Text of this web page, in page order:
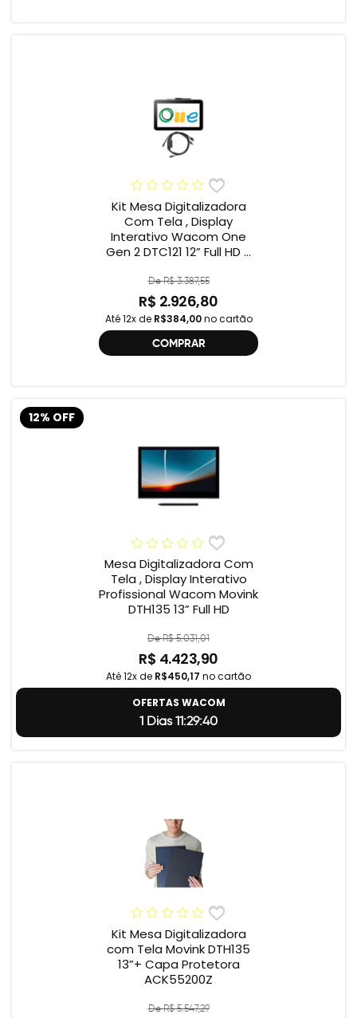
Kit Mesa Digitalizadora
Com Tela , Display
Interativo Wacom One
Gen 2 DTC121 12” Full HD +
geração , DTC121 ,
DTH134W,
De R$ 3.387,55
R$ 2.926,80
Até 12x de R$384,00no cartão
COMPRAR
12% OFF
Mesa Digitalizadora Com
Tela , Display Interativo
Profissional Wacom Movink
DTH135 13” Full HD
De R$ 5.031,01
R$ 4.423,90
Até 12x de R$450,17 no cartão
OFERTAS WACOM
1 Dias 11:29:39
Kit Mesa Digitalizadora
com Tela Movink DTH135
13”+ Capa Protetora
ACK55200Z
De R$ 5.547,29